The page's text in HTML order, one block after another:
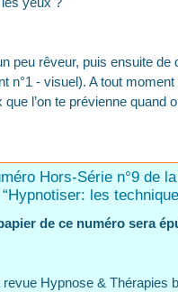
peu rêveur, puis ensuite de
- visuel). A tout
l’on te prévienne quand
Hors-Série n°9 de
les
de ce numéro sera
revue Hypnose &